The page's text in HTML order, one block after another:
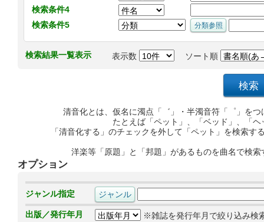
検索条件4
検索条件5
検索結果一覧表示 表示数 ソート順
清音化とは、仮名に濁点「゛」・半濁音符「゜」を
たとえば「ペット」、「ベッド」、「
「清音化する」のチェックを外して「ペット」を検索
洋楽等「原題」と「邦題」があるものを曲名で検
オプション
ジャンル指定
出版／発行年月
※雑誌を発行年月で絞り込み検